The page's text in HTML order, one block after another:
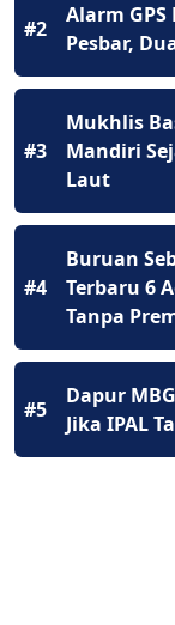
#2
Alarm
Pesbar,
#3
Mukhlis
Mandiri
Laut
#4
Buruan
Terbaru 6
Tanpa
#5
Dapur
Jika IPAL